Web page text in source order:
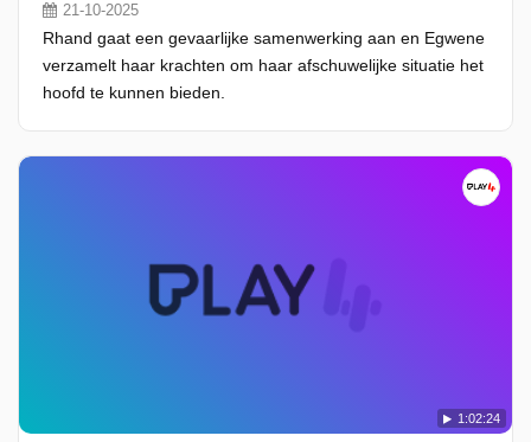
21-10-2025
Rhand gaat een gevaarlijke samenwerking aan en Egwene
verzamelt haar krachten om haar afschuwelijke situatie het
hoofd te kunnen bieden.
1:02:24